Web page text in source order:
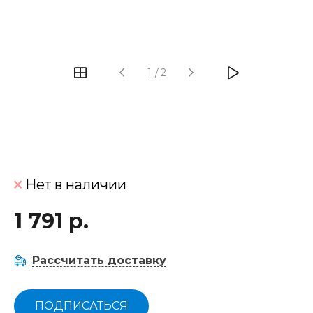
1 /2
Нет в наличии
1 791 р.
Рассчитать доставку
ПОДПИСАТЬСЯ